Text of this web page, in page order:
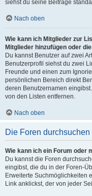
siehst du seine Beiträge
Nach oben
Wie kann ich Mitglieder zur
Mitglieder hinzufügen oder
Du kannst Benutzer auf zwei
Benutzerprofil siehst du zwei
Freunde und einen zum
persönlichen Bereich direkt
deren Benutzernamen
von den Listen entfernen.
Nach oben
Die Foren durchsuchen
Wie kann ich ein Forum oder
Du kannst die Foren
eingibst, die du in der Foren-
Erweiterte Suchmöglichkeiten
Link anklickst, der von jeder